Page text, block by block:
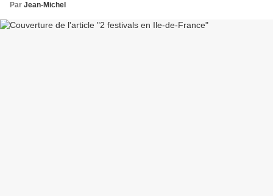
Par Jean-Michel